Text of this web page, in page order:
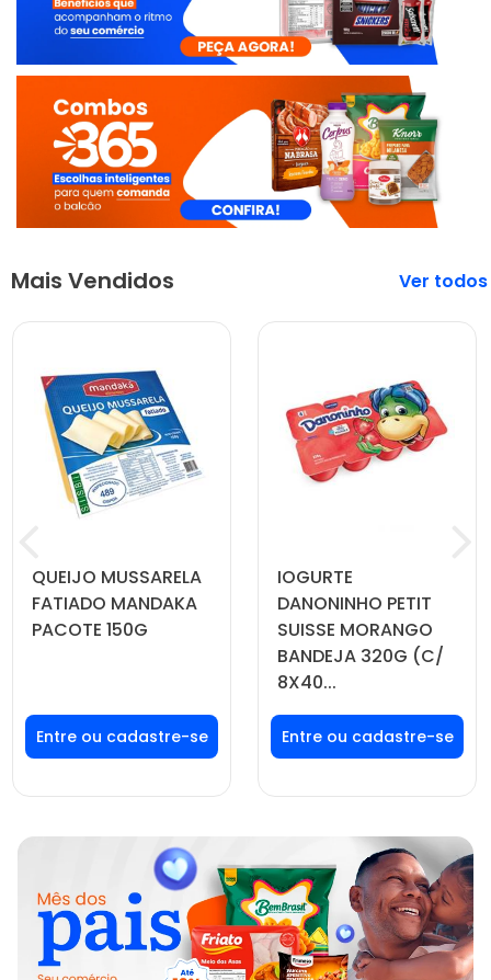
Mais Vendidos
QUEIJO MUSSARELA
FATIADO MANDAKA
PACOTE 150G
Faça seu login ou
cadastre-se para
ver preços e
IOGURTE
DANONINHO PETIT
SUISSE MORANGO
BANDEJA 320G (C/
8X40...
Faça seu login ou
cadastre-se para
ver preços e